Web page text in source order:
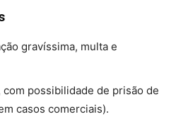
gravíssima, multa e
possibilidade de prisão de
casos comerciais).